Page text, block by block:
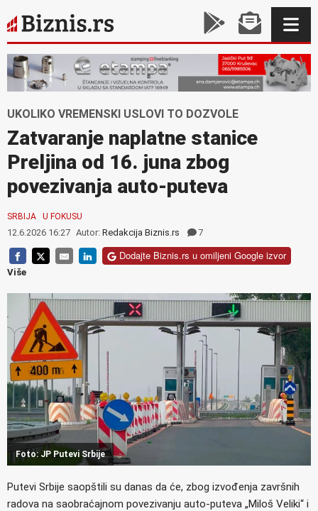
UKOLIKO VREMENSKI USLOVI TO DOZVOLE
Zatvaranje naplatne stanice
Preljina od 16. juna zbog
povezivanja auto-puteva
SRBIJA U FOKUSU
12.6.2026 16:27 Autor: Redakcija Biznis.rs 7
Dodajte Biznis.rs u omiljeni Google izvor
Više
Foto: JP Putevi Srbije
Putevi Srbije saopštili su danas da će, zbog izvođenja završnih
radova na saobraćajnom povezivanju auto-puteva „Miloš Veliki“ i